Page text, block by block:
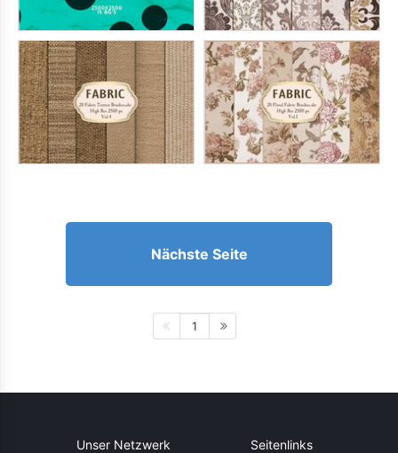
Nächste Seite
1
Unser Netzwerk Seitenlinks